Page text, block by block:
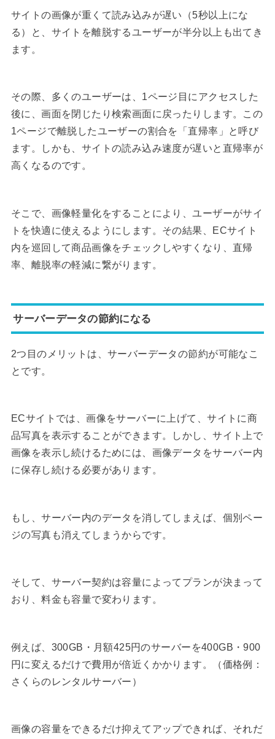
サイトの画像が重くて読み込みが遅い（5秒以上にな
る）と、サイトを離脱するユーザーが半分以上も出てき
ます。
その際、多くのユーザーは、1ページ目にアクセスした
後に、画面を閉じたり検索画面に戻ったりします。この
1ページで離脱したユーザーの割合を「直帰率」と呼び
ます。しかも、サイトの読み込み速度が遅いと直帰率が
高くなるのです。
そこで、画像軽量化をすることにより、ユーザーがサイ
トを快適に使えるようにします。その結果、ECサイト
内を巡回して商品画像をチェックしやすくなり、直帰
率、離脱率の軽減に繋がります。
サーバーデータの節約になる
2つ目のメリットは、サーバーデータの節約が可能なこ
とです。
ECサイトでは、画像をサーバーに上げて、サイトに商
品写真を表示することができます。しかし、サイト上で
画像を表示し続けるためには、画像データをサーバー内
に保存し続ける必要があります。
もし、サーバー内のデータを消してしまえば、個別ペー
ジの写真も消えてしまうからです。
そして、サーバー契約は容量によってプランが決まって
おり、料金も容量で変わります。
例えば、300GB・月額425円のサーバーを400GB・900
円に変えるだけで費用が倍近くかかります。（価格例：
さくらのレンタルサーバー）
画像の容量をできるだけ抑えてアップできれば、それだ